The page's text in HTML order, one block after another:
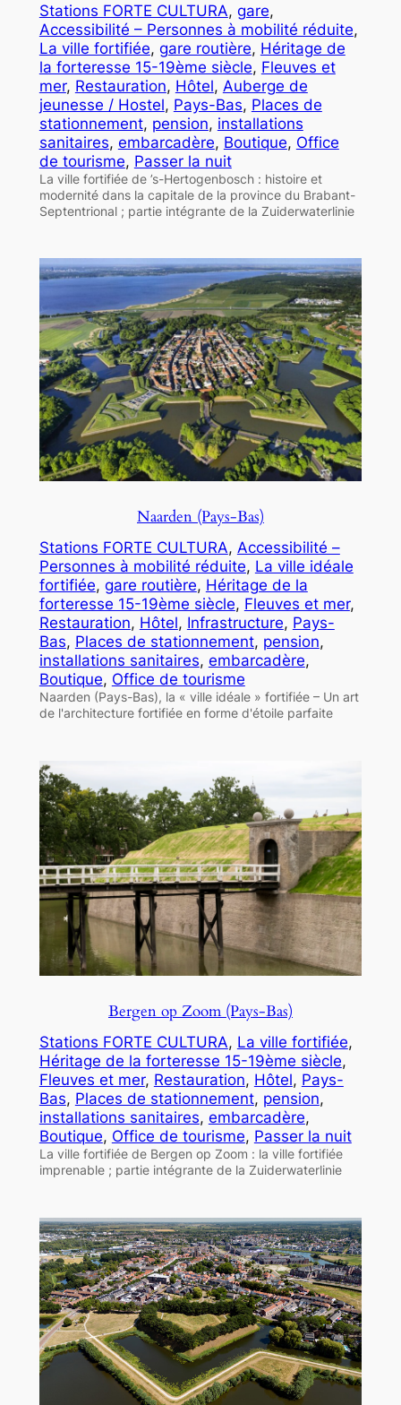
Stations FORTE CULTURA, gare
Accessibilité – Personnes à mobilité réduite
La ville fortifiée, gare routière, Héritage de
la forteresse 15-19ème siècle, Fleuves et
mer, Restauration, Hôtel, Auberge de
jeunesse / Hostel, Pays-Bas, Places de
stationnement, pension, installations
sanitaires, embarcadère, Boutique, Office
de tourisme, Passer la nuit
La ville fortifiée de ’s-Hertogenbosch : histoire et
modernité dans la capitale de la province du Brabant-
Septentrional ; partie intégrante de la Zuiderwaterlinie
Naarden (Pays-Bas)
Stations FORTE CULTURA, Accessibilité –
Personnes à mobilité réduite, La ville idéale
fortifiée, gare routière, Héritage de la
forteresse 15-19ème siècle, Fleuves et mer
Restauration, Hôtel, Infrastructure, Pays-
Bas, Places de stationnement, pension
installations sanitaires, embarcadère
Boutique, Office de tourisme
Naarden (Pays-Bas), la « ville idéale » fortifiée – Un art
de l'architecture fortifiée en forme d'étoile parfaite
Bergen op Zoom (Pays-Bas)
Stations FORTE CULTURA, La ville fortifiée
Héritage de la forteresse 15-19ème siècle
Fleuves et mer, Restauration, Hôtel, Pays-
Bas, Places de stationnement, pension
installations sanitaires, embarcadère
Boutique, Office de tourisme, Passer la nuit
La ville fortifiée de Bergen op Zoom : la ville fortifiée
imprenable ; partie intégrante de la Zuiderwaterlinie